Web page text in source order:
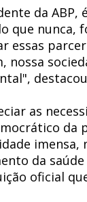
da ABP,
que nunca,
essas
nossa
as
da
imensa,
da
oficial